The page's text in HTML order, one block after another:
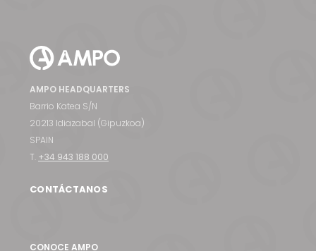
AMPO HEADQUARTERS
Barrio Katea S/N
20213 Idiazabal (Gipuzkoa)
SPAIN
T. +34 943 188 000
CONTÁCTANOS
CONOCE AMPO